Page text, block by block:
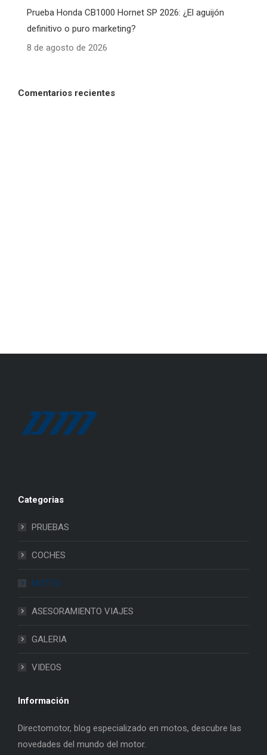
Prueba Honda CB1000 Hornet SP 2026: ¿El aguijón
definitivo o puro marketing?
8 de agosto de 2026
Comentarios recientes
Categorias
PRUEBAS
COCHES
MOTOS
ASESORAMIENTO VIAJES
GALERIA
VIDEOS
Información
Directomotor, blog especializado en motos, descubre las
novedades del mundo del motor.